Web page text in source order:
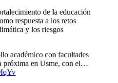
de la educación
respuesta a los retos
y los riesgos
académico con facultades
próxima en Usme, con el…